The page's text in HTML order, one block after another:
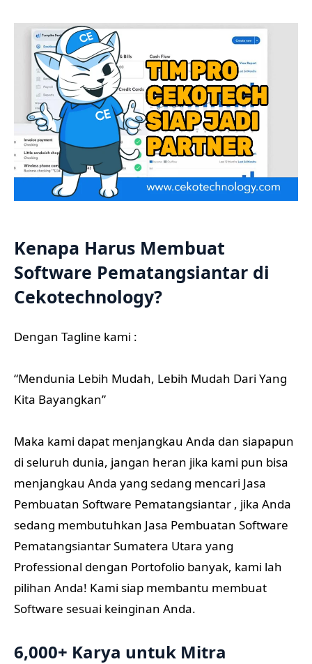
Kenapa Harus Membuat
Software Pematangsiantar di
Cekotechnology?
Dengan Tagline kami :
“Mendunia Lebih Mudah, Lebih Mudah Dari Yang
Kita Bayangkan”
Maka kami dapat menjangkau Anda dan siapapun
di seluruh dunia, jangan heran jika kami pun bisa
menjangkau Anda yang sedang mencari Jasa
Pembuatan Software Pematangsiantar , jika Anda
sedang membutuhkan Jasa Pembuatan Software
Pematangsiantar Sumatera Utara yang
Professional dengan Portofolio banyak, kami lah
pilihan Anda! Kami siap membantu membuat
Software sesuai keinginan Anda.
6,000+ Karya untuk Mitra